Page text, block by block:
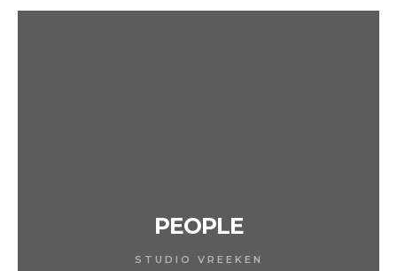
PEOPLE
STUDIO VREEKEN